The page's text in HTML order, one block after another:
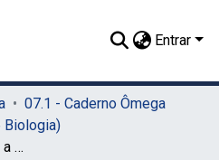
Entrar
07.1 - Caderno Ômega
Biologia)
Ainda assuntando sobre a origem das espécies